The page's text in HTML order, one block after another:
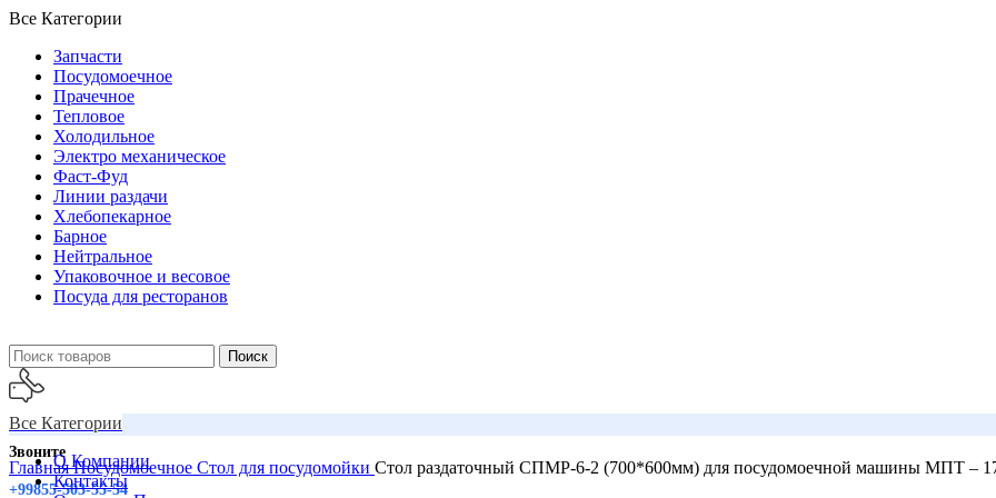
Все Категории
Запчасти
Посудомоечное
Прачечное
Тепловое
Холодильное
Электро механическое
Фаст-Фуд
Линии раздачи
Хлебопекарное
Барное
Нейтральное
Упаковочное и весовое
Посуда для ресторанов
Поиск
Звоните
+99855-503-55-54
Все Категории
О Компании
Контакты
ГлавнаяПосудомоечное Стол для посудомойки Стол раздаточный СПМР-6-2 (700*600мм) для посудомоечной машины МПТ –